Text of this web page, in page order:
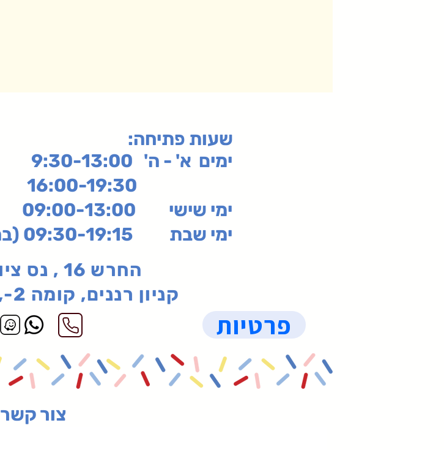
:שעות פתיחה
ימים א' - ה' 9:30-13:00
ימי שישי 09:00-13:00
ימי שבת 09:30-19:15 (בהזמנה מראש)
החרש 16 , נס ציונה
קניון רננים, קומה 2-, רעננה
פרטיות
צור קשר